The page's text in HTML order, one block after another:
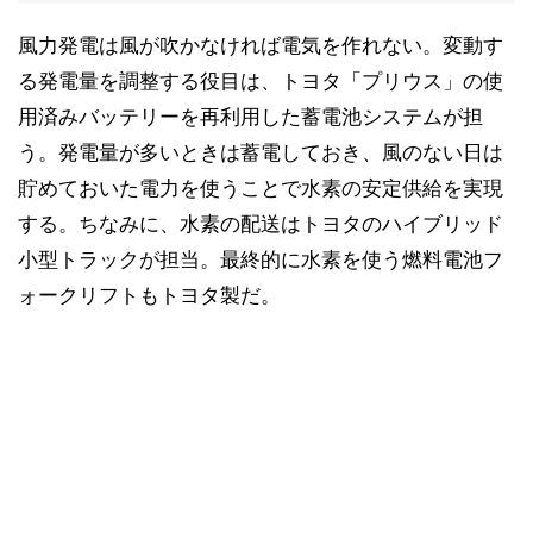
風力発電は風が吹かなければ電気を作れない。変動す
る発電量を調整する役目は、トヨタ「プリウス」の使
用済みバッテリーを再利用した蓄電池システムが担
う。発電量が多いときは蓄電しておき、風のない日は
貯めておいた電力を使うことで水素の安定供給を実現
する。ちなみに、水素の配送はトヨタのハイブリッド
小型トラックが担当。最終的に水素を使う燃料電池フ
ォークリフトもトヨタ製だ。